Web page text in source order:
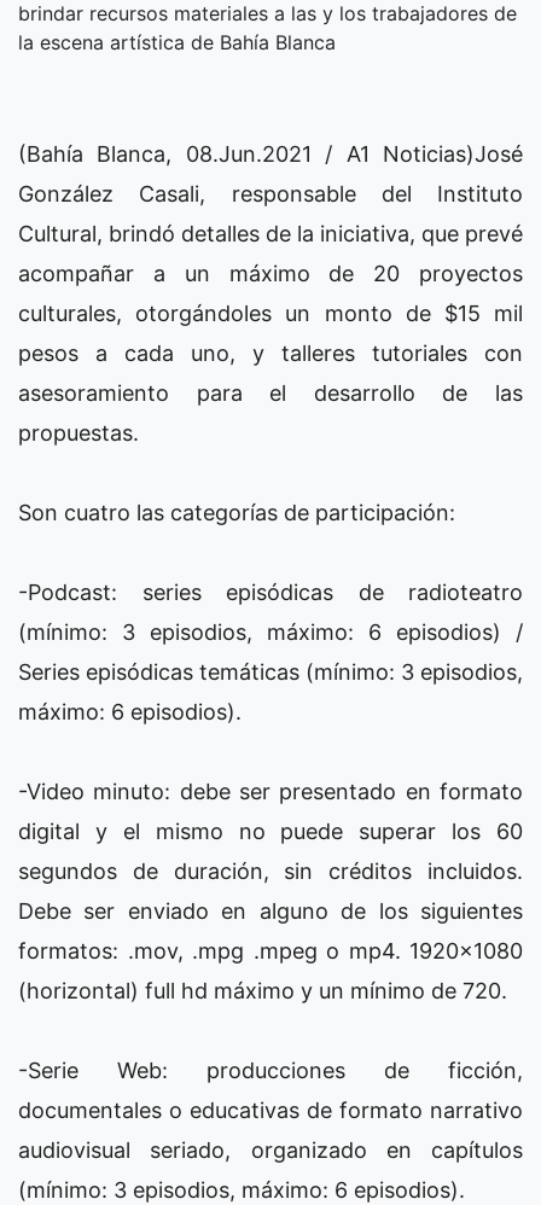
brindar recursos materiales a las y los trabajadores de
la escena artística de Bahía Blanca
(Bahía Blanca, 08.Jun.2021 / A1 Noticias)José
González Casali, responsable del Instituto
Cultural, brindó detalles de la iniciativa, que prevé
acompañar a un máximo de 20 proyectos
culturales, otorgándoles un monto de $15 mil
pesos a cada uno, y talleres tutoriales con
asesoramiento para el desarrollo de las
propuestas.
Son cuatro las categorías de participación:
-Podcast: series episódicas de radioteatro
(mínimo: 3 episodios, máximo: 6 episodios) /
Series episódicas temáticas (mínimo: 3 episodios,
máximo: 6 episodios).
-Video minuto: debe ser presentado en formato
digital y el mismo no puede superar los 60
segundos de duración, sin créditos incluidos.
Debe ser enviado en alguno de los siguientes
formatos: .mov, .mpg .mpeg o mp4. 1920×1080
(horizontal) full hd máximo y un mínimo de 720.
-Serie Web: producciones de ficción,
documentales o educativas de formato narrativo
audiovisual seriado, organizado en capítulos
(mínimo: 3 episodios, máximo: 6 episodios).